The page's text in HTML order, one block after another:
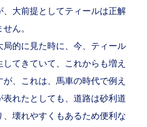
大前提としてティールは正解
ん。
的に見た時に、今、ティール
てきていて、これからも増え
、これは、馬車の時代で例え
れたとしても、道路は砂利道
壊れやすくもあるため便利な